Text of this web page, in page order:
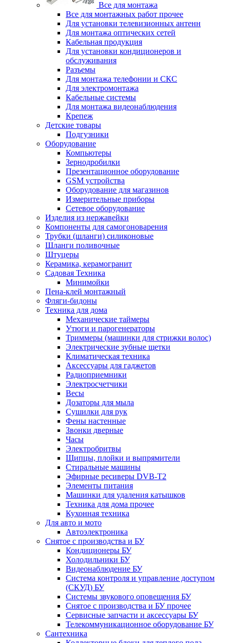
Все для монтажа
Все для монтажных работ прочее
Для установки телевизионных антенн
Для монтажа оптических сетей
Кабельная продукция
Для установки кондиционеров и
обслуживания
Разъемы
Для монтажа телефонии и СКС
Для электромонтажа
Кабельные системы
Для монтажа видеонаблюдения
Крепеж
Детские товары
Подгузники
Оборудование
Компьютеры
Зернодробилки
Презентационное оборудование
GSM устройства
Оборудование для магазинов
Измерительные приборы
Сетевое оборудование
Изделия из нержавейки
Компоненты для самогоноварения
Трубки (шланги) силиконовые
Шланги поливочные
Штуцеры
Керамика, керамогранит
Садовая Техника
Минимойки
Пена-клей монтажный
Фляги-бидоны
Техника для дома
Механические таймеры
Утюги и парогенераторы
Триммеры (машинки для стрижки волос)
Электрические зубные щетки
Климатическая техника
Аксессуары для гаджетов
Радиоприемники
Электросчетчики
Весы
Дозаторы для мыла
Сушилки для рук
Фены настенные
Звонки дверные
Часы
Электробритвы
Щипцы, плойки и выпрямители
Стиральные машины
Эфирные ресиверы DVB-T2
Элементы питания
Машинки для удаления катышков
Техника для дома прочее
Кухонная техника
Для авто и мото
Автоэлектроника
Снятое с производства и БУ
Кондиционеры БУ
Холодильники БУ
Видеонаблюдение БУ
Система контроля и управление доступом
(СКУД) БУ
Системы звукового оповещения БУ
Снятое с производства и БУ прочее
Сервисные запчасти и аксессуары БУ
Телекоммуникационное оборудование БУ
Сантехника